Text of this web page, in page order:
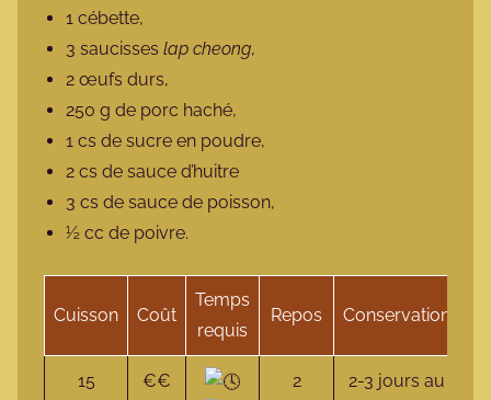
1 cébette,
3 saucisses lap cheong,
2 œufs durs,
250 g de porc haché,
1 cs de sucre en poudre,
2 cs de sauce d’huitre
3 cs de sauce de poisson,
½ cc de poivre.
Cuisson Coût
Temps
requis
Repos Conservation
15
€€
2
2-3 jours au